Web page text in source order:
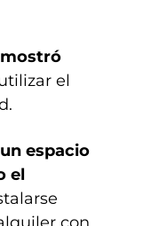
el
espacio
el